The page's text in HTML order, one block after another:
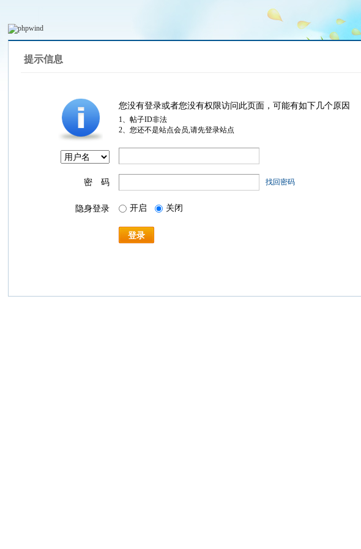
提示信息
您没有登录或者您没有权限访问此页面，可能有如下几个原因
1、帖子ID非法
2、您还不是站点会员,请先登录站点
密 码 找回密码
隐身登录 开启 关闭
登录